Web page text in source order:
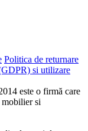
Politica de returnare
si utilizare
este o firmă care
si